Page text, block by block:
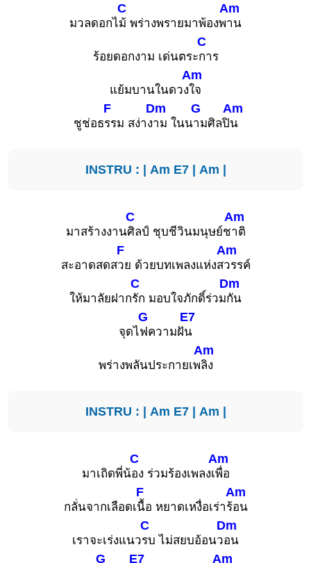
มวลดอกไ
C
ม้ พร่างพรายมาพ้องพ
Am
าน
ร้อยดอกงาม เด่นตระ
C
การ
แย้มบานในดวง
Am
ใจ
ชูช่อธ
F
รรม สง่าง
Dm
าม ในน
G
ามศิลปิ
Am
น
INSTRU : | Am E7| Am |
มาสร้างงาน
C
ศิลป์ ชุบชีวินมนุษย์ช
Am
าติ
สะอาดสดส
F
วย ด้วยบทเพลงแห่งส
Am
วรรค์
ให้มาลัยฝาก
C
รัก มอบใจภักดิ์ร่วม
Dm
กัน
จุดไ
G
ฟความฝั
E7
น
พร่างพลันประกายเพ
Am
ลิง
INSTRU : | Am E7| Am |
มาเถิดพี่น้
C
อง ร่วมร้องเพลงเ
Am
พื่อ
กลั่นจากเลือดเ
F
นื้อ หยาดเหงื่อเร่าร้
Am
อน
เราจะเร่งแนว
C
รบ ไม่สยบอ้อนว
Dm
อน
G E7 Am